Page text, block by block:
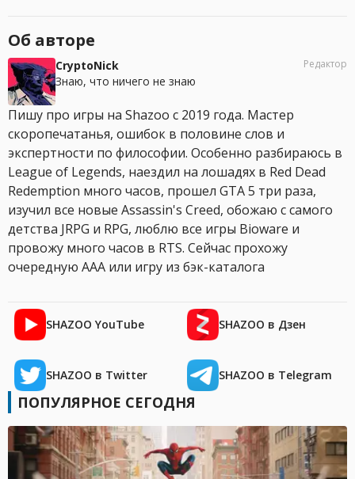
Об авторе
CryptoNick
Знаю, что ничего не знаю
Редактор
Пишу про игры на Shazoo с 2019 года. Мастер
скоропечатанья, ошибок в половине слов и
экспертности по философии. Особенно разбираюсь в
League of Legends, наездил на лошадях в Red Dead
Redemption много часов, прошел GTA 5 три раза,
изучил все новые Assassin's Creed, обожаю с самого
детства JRPG и RPG, люблю все игры Bioware и
провожу много часов в RTS. Сейчас прохожу
очередную AAA или игру из бэк-каталога
SHAZOO YouTube SHAZOO в Дзен
SHAZOO в Twitter SHAZOO в Telegram
ПОПУЛЯРНОЕ СЕГОДНЯ